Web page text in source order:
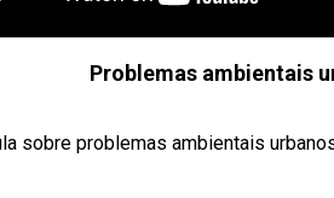
Problemas ambientais
sobre problemas ambientais